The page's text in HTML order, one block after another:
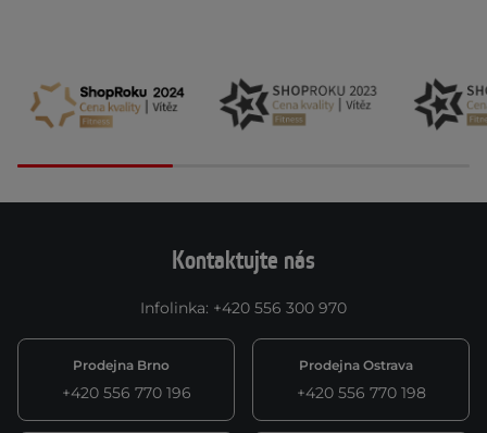
Kontaktujte nás
Infolinka: +420 556 300 970
Prodejna Brno
+420 556 770 196
Prodejna Ostrava
+420 556 770 198